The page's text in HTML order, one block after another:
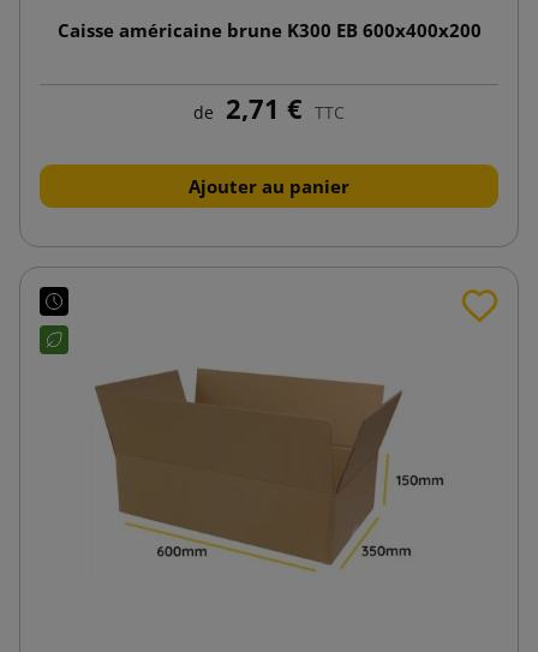
Caisse américaine brune K300 EB 600x400x200
de 2,71 € TTC
Ajouter au panier